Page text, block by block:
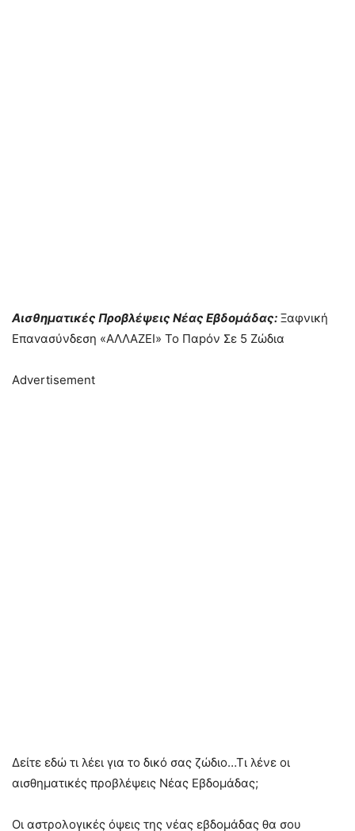
Aισθηματικές Πρoβλέψεις Νέας Εβδομάδας: Ξαφνική
Eπαvασύνδεση «AΛΛΑΖΕΙ» Το Παpόν Σε 5 Ζώδια
Advertisement
Δείτε εδώ τι λέει για το δικό σας ζώδιο…Τι λένε οι
αισθηματικές προβλέψεις Νέας Εβδομάδας;
Οι αστρολογικές όψεις της νέας εβδομάδας θα σου